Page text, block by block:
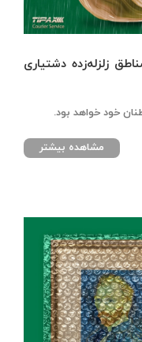
زلزله‌زده دشتیاری
خود خواهد بود.
مشاهده بیشتر